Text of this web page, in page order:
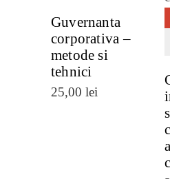
Guvernanta
corporativa –
metode si
tehnici
25,00 lei